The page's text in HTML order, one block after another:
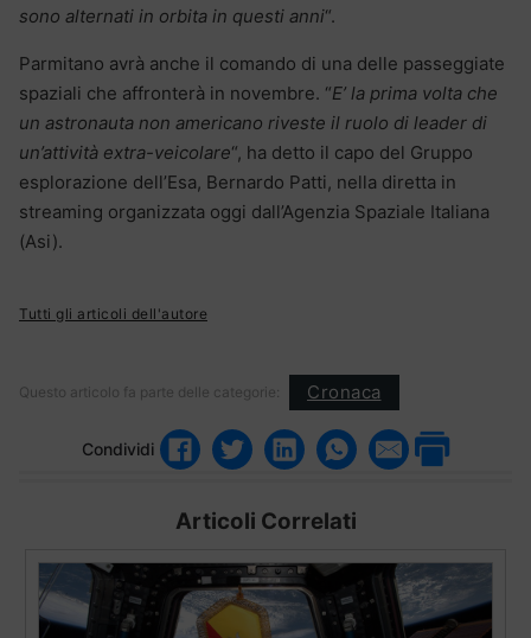
sono alternati in orbita in questi anni“.
Parmitano avrà anche il comando di una delle passeggiate
spaziali che affronterà in novembre. “E’ la prima volta che
un astronauta non americano riveste il ruolo di leader di
un’attività extra-veicolare“, ha detto il capo del Gruppo
esplorazione dell’Esa, Bernardo Patti, nella diretta in
streaming organizzata oggi dall’Agenzia Spaziale Italiana
(Asi).
Tutti gli articoli dell'autore
Questo articolo fa parte delle categorie: Cronaca
Condividi
Articoli Correlati